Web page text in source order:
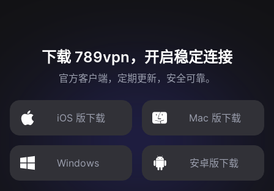
下载 789vpn，开启稳定连接
官方客户端，定期更新，安全可靠。
iOS 版下载 Mac 版下载
Windows 安卓版下载